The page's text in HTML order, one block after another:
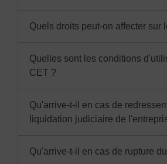
Quels droits peut-on affecter sur
Quelles sont les conditions
CET ?
Qu'arrive-t-il en cas de
liquidation judiciaire de
Qu'arrive-t-il en cas de rupture